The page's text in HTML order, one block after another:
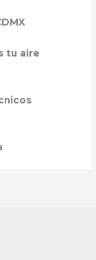
tu aire